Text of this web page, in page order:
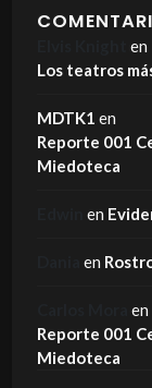
en
Los teatros
MDTK1 en
Reporte 001
Miedoteca
en
en
en
Reporte 001
Miedoteca